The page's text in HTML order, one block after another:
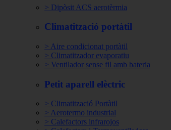
> Dipòsit ACS aerotèrmia
Climatització portàtil
> Aire condicionat portàtil
> Climatitzador evaporatiu
> Ventilador sense fil amb bateria
Petit aparell elèctric
> Climatització Portàtil
> Aerotermo industrial
> Calefactors infrarojos